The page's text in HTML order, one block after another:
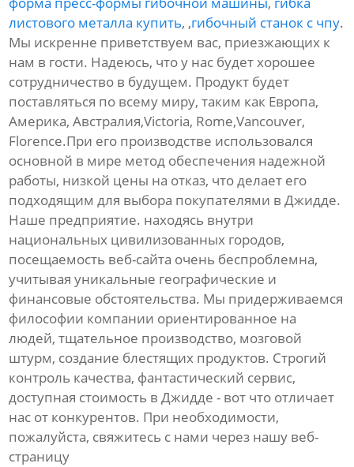
листового металла купить, ,гибочный станок с чпу.
Мы искренне приветствуем вас, приезжающих к
нам в гости. Надеюсь, что у нас будет хорошее
сотрудничество в будущем. Продукт будет
поставляться по всему миру, таким как Европа,
Америка, Австралия,Victoria, Rome,Vancouver,
Florence.При его производстве использовался
основной в мире метод обеспечения надежной
работы, низкой цены на отказ, что делает его
подходящим для выбора покупателями в Джидде.
Наше предприятие. находясь внутри
национальных цивилизованных городов,
посещаемость веб-сайта очень беспроблемна,
учитывая уникальные географические и
финансовые обстоятельства. Мы придерживаемся
философии компании ориентированное на
людей, тщательное производство, мозговой
штурм, создание блестящих продуктов. Строгий
контроль качества, фантастический сервис,
доступная стоимость в Джидде - вот что отличает
нас от конкурентов. При необходимости,
пожалуйста, свяжитесь с нами через нашу веб-
страницу